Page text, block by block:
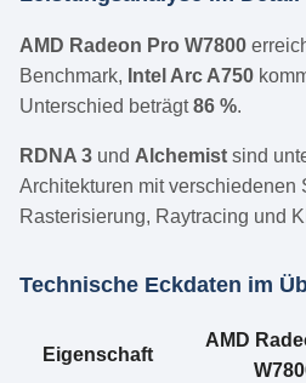
AMD Radeon Pro W7800
Benchmark, Intel Arc A750
Unterschied beträgt86 %.
RDNA 3 und Alchemist sind
Architekturen mit verschiedenen
Rasterisierung, Raytracing und
Technische Eckdaten im
Eigenschaft
AMD